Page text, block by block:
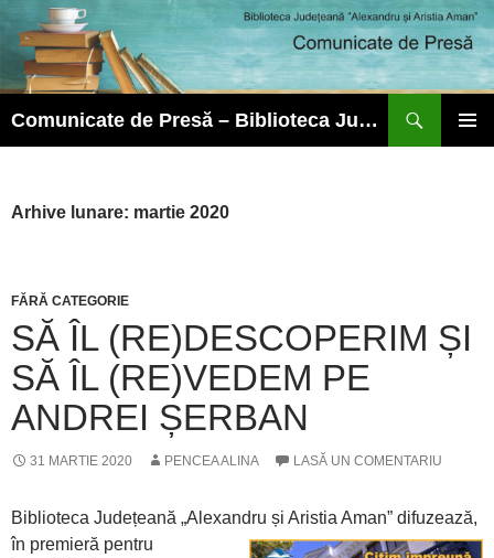
Comunicate de Presă – Biblioteca Județeană ”Alexandru și Aristia Aman”
Arhive lunare: martie 2020
FĂRĂ CATEGORIE
SĂ ÎL (RE)DESCOPERIM ȘI
SĂ ÎL (RE)VEDEM PE
ANDREI ȘERBAN
31 MARTIE 2020 PENCEA ALINA LASĂ UN COMENTARIU
Biblioteca Județeană „Alexandru și Aristia Aman” difuzează,
în premieră pentru